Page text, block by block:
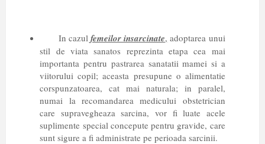
In cazulfemeilor insarcinate, adoptarea unui
stil de viata sanatos reprezinta etapa cea mai
importanta pentru pastrarea sanatatii mamei si a
viitorului copil; aceasta presupune o alimentatie
corspunzatoarea, cat mai naturala; in paralel,
numai la recomandarea medicului obstetrician
care supravegheaza sarcina, vor fi luate acele
suplimente special concepute pentru gravide, care
sunt sigure a fi administrate pe perioada sarcinii.